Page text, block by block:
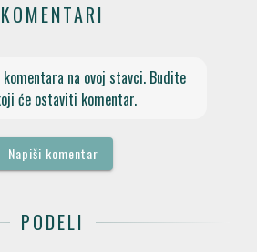
KOMENTARI
komentara na ovoj stavci. Budite
će ostaviti komentar.
Napiši komentar
PODELI